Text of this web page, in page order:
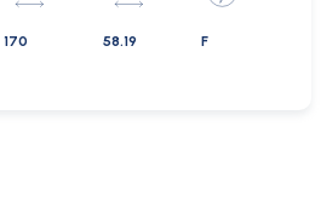
170 58.19 F